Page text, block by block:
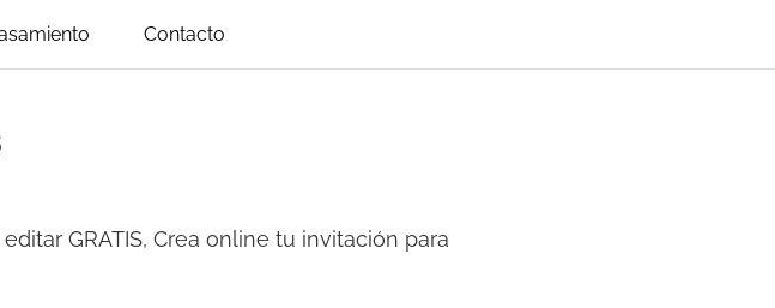
Contacto
GRATIS, Crea online tu invitación para